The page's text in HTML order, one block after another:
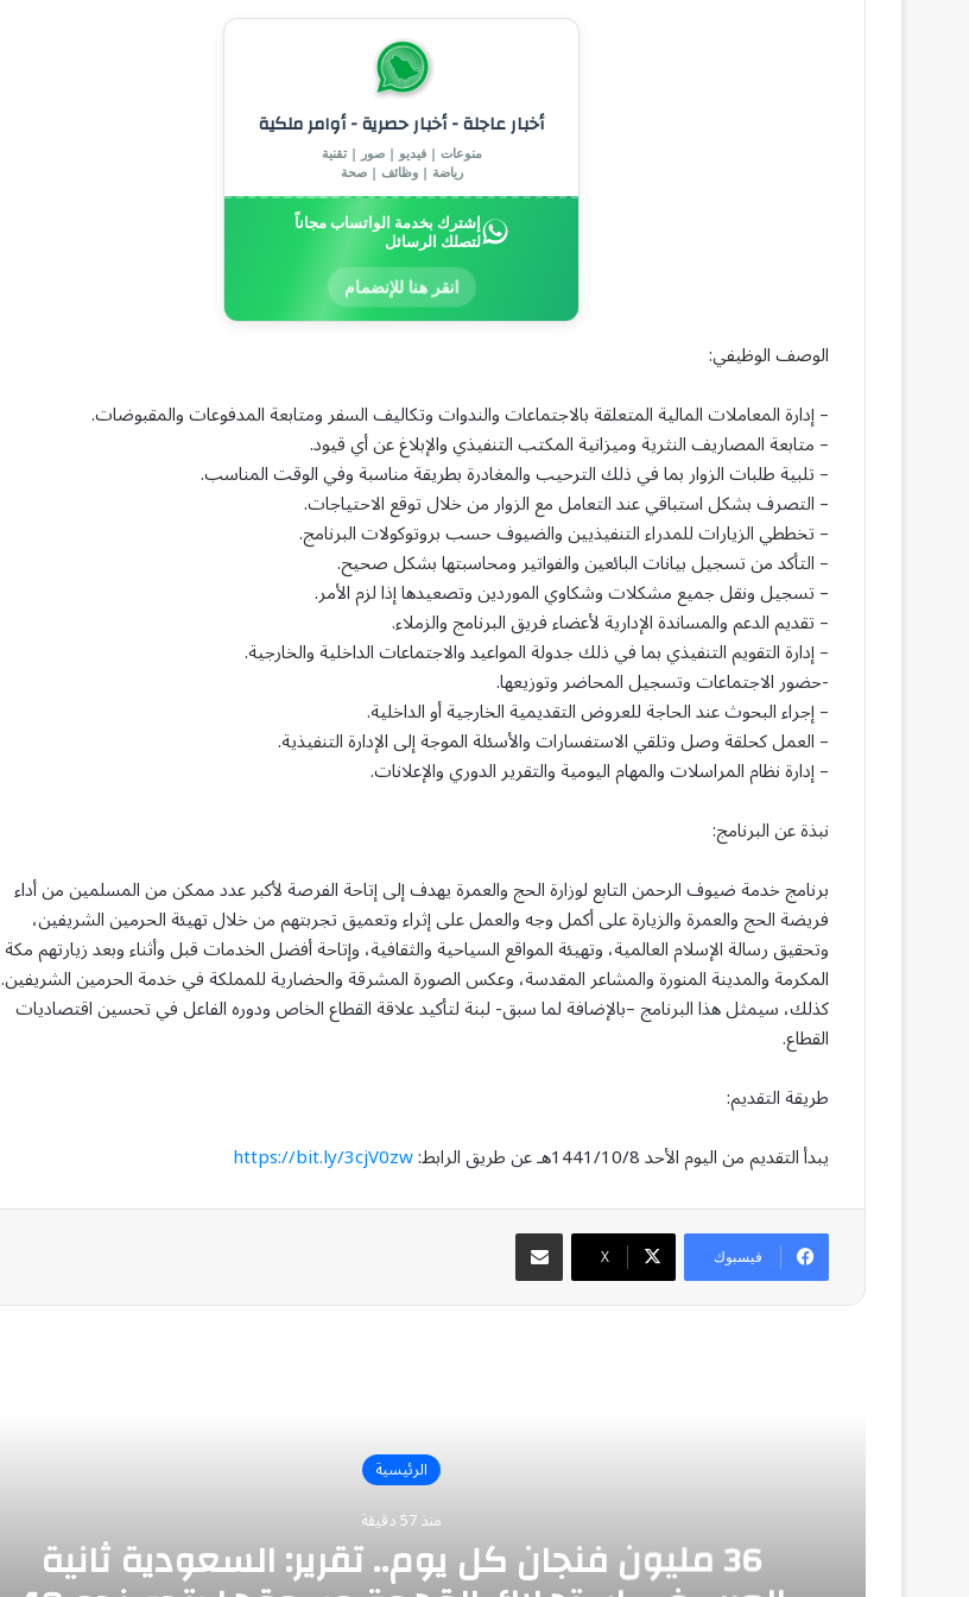
أخبار عاجلة - أخبار حصرية - أوامر ملكية
منوعات | فيديو | صور | تقنية
رياضة | وظائف | صحة
إشترك بخدمة الواتساب مجاناً
لتصلك الرسائل
انقر هنا للإنضمام
الوصف الوظيفي:
– إدارة المعاملات المالية المتعلقة بالاجتماعات والندوات وتكاليف السفر ومتابعة المدفوعات والمقبوضات.
– متابعة المصاريف النثرية وميزانية المكتب التنفيذي والإبلاغ عن أي قيود.
– تلبية طلبات الزوار بما في ذلك الترحيب والمغادرة بطريقة مناسبة وفي الوقت المناسب.
– التصرف بشكل استباقي عند التعامل مع الزوار من خلال توقع الاحتياجات.
– تخططي الزيارات للمدراء التنفيذيين والضيوف حسب بروتوكولات البرنامج.
– التأكد من تسجيل بيانات البائعين والفواتير ومحاسبتها بشكل صحيح.
– تسجيل ونقل جميع مشكلات وشكاوي الموردين وتصعيدها إذا لزم الأمر.
– تقديم الدعم والمساندة الإدارية لأعضاء فريق البرنامج والزملاء.
– إدارة التقويم التنفيذي بما في ذلك جدولة المواعيد والاجتماعات الداخلية والخارجية.
-حضور الاجتماعات وتسجيل المحاضر وتوزيعها.
– إجراء البحوث عند الحاجة للعروض التقديمية الخارجية أو الداخلية.
– العمل كحلقة وصل وتلقي الاستفسارات والأسئلة الموجة إلى الإدارة التنفيذية.
– إدارة نظام المراسلات والمهام اليومية والتقرير الدوري والإعلانات.
نبذة عن البرنامج:
برنامج خدمة ضيوف الرحمن التابع لوزارة الحج والعمرة يهدف إلى إتاحة الفرصة لأكبر عدد ممكن من المسلمين من أداء
فريضة الحج والعمرة والزيارة على أكمل وجه والعمل على إثراء وتعميق تجربتهم من خلال تهيئة الحرمين الشريفين،
وتحقيق رسالة الإسلام العالمية، وتهيئة المواقع السياحية والثقافية، وإتاحة أفضل الخدمات قبل وأثناء وبعد زيارتهم مكة
المكرمة والمدينة المنورة والمشاعر المقدسة، وعكس الصورة المشرقة والحضارية للمملكة في خدمة الحرمين الشريفين.
كذلك، سيمثل هذا البرنامج –بالإضافة لما سبق- لبنة لتأكيد علاقة القطاع الخاص ودوره الفاعل في تحسين اقتصاديات
القطاع.
طريقة التقديم:
يبدأ التقديم من اليوم الأحد 1441/10/8هـ عن طريق الرابط:
https://bit.ly/3cjV0zw
فيسبوك ‫X
مشاركة عبر البريد
الرئيسية
منذ 57 دقيقة
36 مليون فنجان كل يوم.. تقرير: السعودية ثانية